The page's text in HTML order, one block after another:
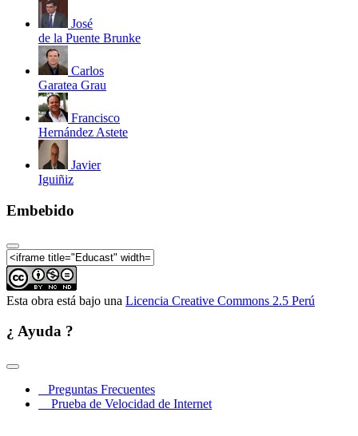
José
de la Puente Brunke
Carlos
Garatea Grau
Francisco
Hernández Astete
Javier
Iguiñiz
Embebido
Esta obra está bajo una Licencia Creative Commons 2.5 Perú
¿ Ayuda ?
Preguntas Frecuentes
Prueba de Velocidad de Internet